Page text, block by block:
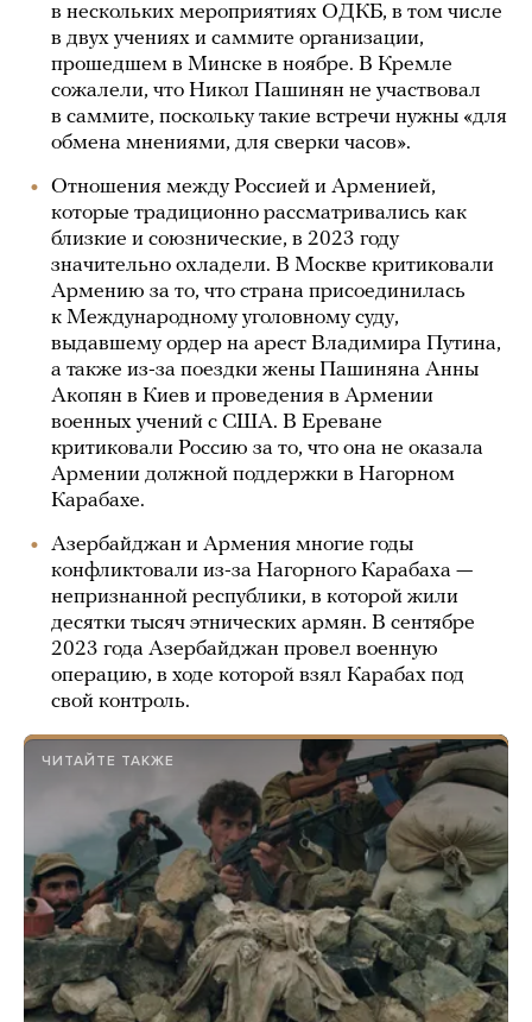
в нескольких мероприятиях ОДКБ, в том числе
в двух учениях и саммите организации,
прошедшем в Минске в ноябре. В Кремле
сожалели, что Никол Пашинян не участвовал
в саммите, поскольку такие встречи нужны «для
обмена мнениями, для сверки часов».
Отношения между Россией и Арменией,
которые традиционно рассматривались как
близкие и союзнические, в 2023 году
значительно охладели. В Москве критиковали
Армению за то, что страна присоединилась
к Международному уголовному суду,
выдавшему ордер на арест Владимира Путина,
а также из-за поездки жены Пашиняна Анны
Акопян в Киев и проведения в Армении
военных учений с США. В Ереване
критиковали Россию за то, что она не оказала
Армении должной поддержки в Нагорном
Карабахе.
Азербайджан и Армения многие годы
конфликтовали из-за Нагорного Карабаха —
непризнанной республики, в которой жили
десятки тысяч этнических армян. В сентябре
2023 года Азербайджан провел военную
операцию, в ходе которой взял Карабах под
свой контроль.
ЧИТАЙТЕ ТАКЖЕ